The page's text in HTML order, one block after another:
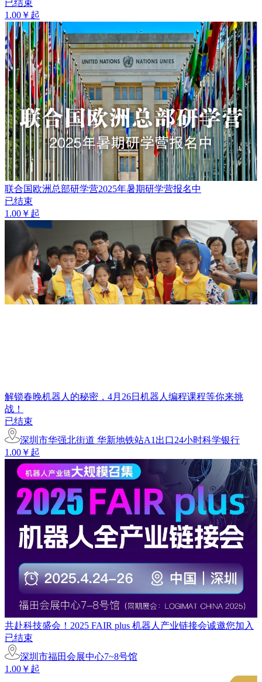
已结束
1.00￥起
联合国欧洲总部研学营2025年暑期研学营报名中
已结束
1.00￥起
解锁春晚机器人的秘密，4月26日机器人编程课程等你来挑
战！
已结束
深圳市华强北街道 华新地铁站A1出口24小时科学银行
1.00￥起
共赴科技盛会！2025 FAIR plus 机器人产业链接会诚邀您加入
已结束
深圳市福田会展中心7~8号馆
1.00￥起